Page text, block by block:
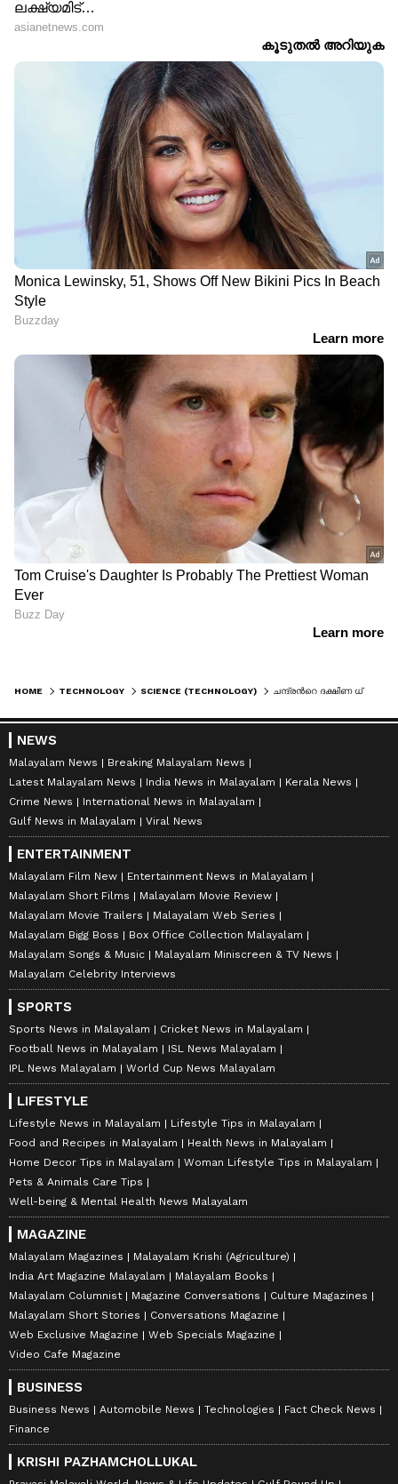
HOME TECHNOLOGY SCIENCE (TECHNOLOGY) ചന്ദ്രന്‍റെ ദക്ഷിണ ധ്രുവത്തിൽ വമ്പൻ മനുഷ്യവാസ കേന്ദ്രം സ്ഥാപിക്കുമെന്ന് നാസ; പദ്ധതി പ്രഖ്യാപിച്ചു
NEWS
Malayalam News
Breaking Malayalam News
Latest Malayalam News
India News in Malayalam
Kerala News
Crime News
International News in Malayalam
Gulf News in Malayalam
Viral News
ENTERTAINMENT
Malayalam Film New
Entertainment News in Malayalam
Malayalam Short Films
Malayalam Movie Review
Malayalam Movie Trailers
Malayalam Web Series
Malayalam Bigg Boss
Box Office Collection Malayalam
Malayalam Songs & Music
Malayalam Miniscreen & TV News
Malayalam Celebrity Interviews
SPORTS
Sports News in Malayalam
Cricket News in Malayalam
Football News in Malayalam
ISL News Malayalam
IPL News Malayalam
World Cup News Malayalam
LIFESTYLE
Lifestyle News in Malayalam
Lifestyle Tips in Malayalam
Food and Recipes in Malayalam
Health News in Malayalam
Home Decor Tips in Malayalam
Woman Lifestyle Tips in Malayalam
Pets & Animals Care Tips
Well-being & Mental Health News Malayalam
MAGAZINE
Malayalam Magazines
Malayalam Krishi (Agriculture)
India Art Magazine Malayalam
Malayalam Books
Malayalam Columnist
Magazine Conversations
Culture Magazines
Malayalam Short Stories
Conversations Magazine
Web Exclusive Magazine
Web Specials Magazine
Video Cafe Magazine
BUSINESS
Business News Automobile News Technologies
Fact Check News
Finance
KRISHI PAZHAMCHOLLUKAL